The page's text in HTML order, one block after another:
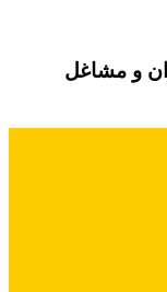
و مشاغل